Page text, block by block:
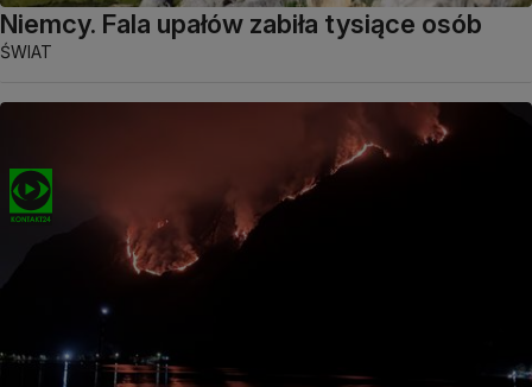
Niemcy. Fala upałów zabiła tysiące osób
ŚWIAT